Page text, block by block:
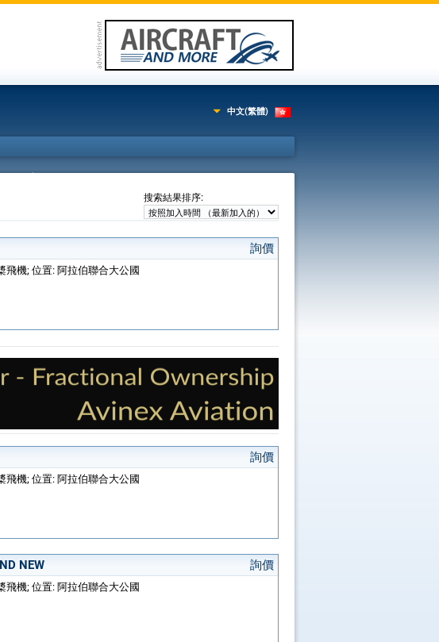
中文(繁體)
搜索結果排序:
詢價
飛機; 位置: 阿拉伯聯合大公國
詢價
飛機; 位置: 阿拉伯聯合大公國
NEW 詢價
飛機; 位置: 阿拉伯聯合大公國